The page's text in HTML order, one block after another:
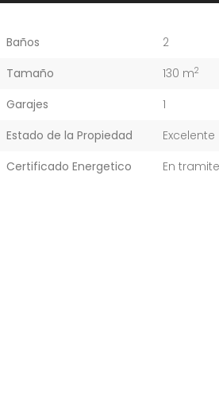
Baños
2
Tamaño
130 m2
Garajes
1
Estado de la Propiedad
Excelente
Certificado Energetico
En tramite